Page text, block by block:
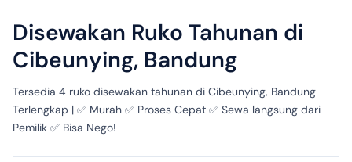
Disewakan Ruko Tahunan di
Cibeunying, Bandung
Tersedia 4 ruko disewakan tahunan di Cibeunying, Bandung
Terlengkap | ✅ Murah ✅ Proses Cepat ✅ Sewa langsung dari
Pemilik ✅ Bisa Nego!